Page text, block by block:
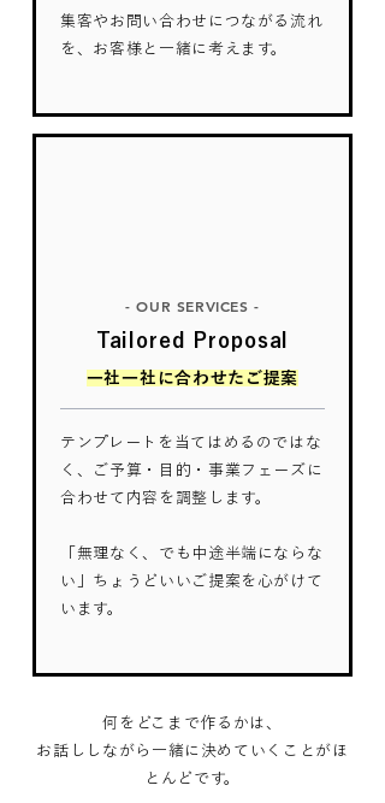
集客やお問い合わせにつながる流れ
を、お客様と一緒に考えます。
- OUR SERVICES -
Tailored Proposal
一社一社に合わせたご提案
テンプレートを当てはめるのではな
く、ご予算・目的・事業フェーズに
合わせて内容を調整します。
「無理なく、でも中途半端にならな
い」ちょうどいいご提案を心がけて
います。
何をどこまで作るかは、
お話ししながら一緒に決めていくことがほ
とんどです。